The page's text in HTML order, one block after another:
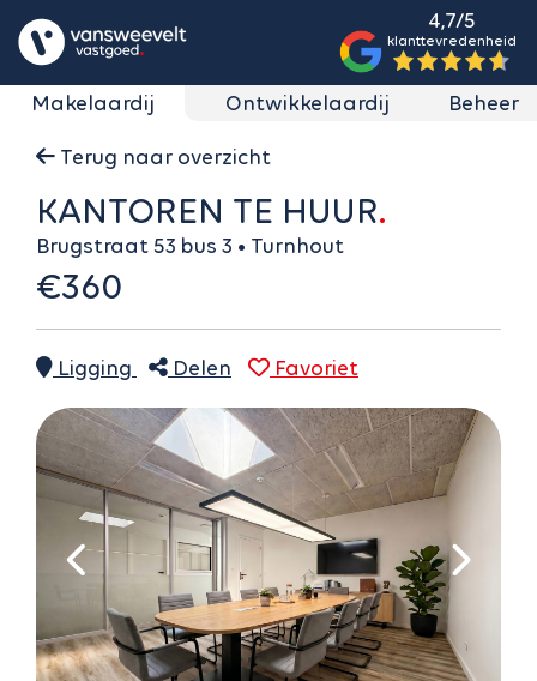
4,7/5
klanttevredenheid
Makelaardij Ontwikkelaardij Beheer
Terug naar overzicht
KANTOREN TE HUUR
Brugstraat 53 bus 3 • Turnhout
€360
Ligging Delen Favoriet